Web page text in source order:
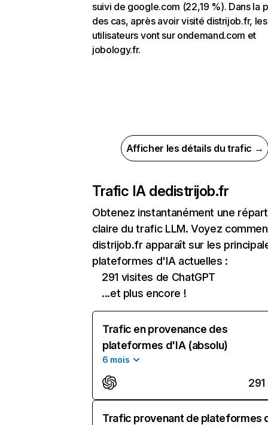
suivi de google.com (22,19 %). Dans la
des cas, après avoir visité distrijob.fr, les
utilisateurs vont sur ondemand.com et
jobology.fr.
Afficher les détails du trafic →
Trafic IA dedistrijob.fr
Obtenez instantanément une
claire du trafic LLM. Voyez
distrijob.fr apparaît sur les
plateformes d'IA actuelles :
291 visites de ChatGPT
...et plus encore !
Trafic en provenance des
plateformes d'IA (absolu)
6 mois
291
Trafic provenant de plateformes